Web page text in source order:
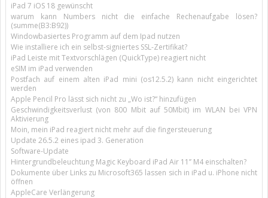
iPad 7 iOS 18 gewünscht
warum kann Numbers nicht die einfache Rechenaufgabe lösen?
(summe(B3:B92))
Windowbasiertes Programm auf dem Ipad nutzen
Wie installiere ich ein selbst-signiertes SSL-Zertifikat?
iPad Leiste mit Textvorschlägen (QuickType) reagiert nicht
eSIM im iPad verwenden
Postfach auf einem alten iPad mini (os12.5.2) kann nicht eingerichtet
werden
Apple Pencil Pro lässt sich nicht zu „Wo ist?“ hinzufügen
Geschwindigkeitsverlust (von 800 Mbit auf 50Mbit) im WLAN bei VPN
Aktivierung
Moin, mein iPad reagiert nicht mehr auf die fingersteuerung
Update 26.5.2 eines ipad 3. Generation
Software-Update
Hintergrundbeleuchtung Magic Keyboard iPad Air 11’’ M4 einschalten?
Dokumente über Links zu Microsoft365 lassen sich in iPad u. iPhone nicht
öffnen
AppleCare Verlängerung